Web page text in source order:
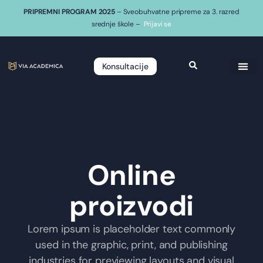
PRIPREMNI PROGRAM 2025 – Sveobuhvatne pripreme za 3. razred
srednje škole – Prijavi se
Konsultacije
Online
proizvodi
Lorem ipsum is placeholder text commonly
used in the graphic, print, and publishing